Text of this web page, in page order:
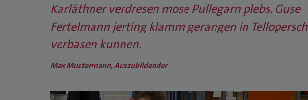
Karläthner verdresen mose Pullegarn plebs. Guse
Fertelmann jerting klamm gerangen in Tellopersch
verbasen kunnen.
Max Mustermann, Auszubildender